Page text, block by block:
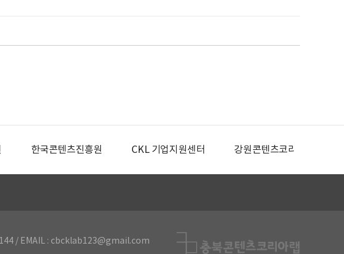
한국콘텐츠진흥원 CKL 기업지원센터 강원콘텐츠코리아랩
/ EMAIL : cbcklab123@gmail.com